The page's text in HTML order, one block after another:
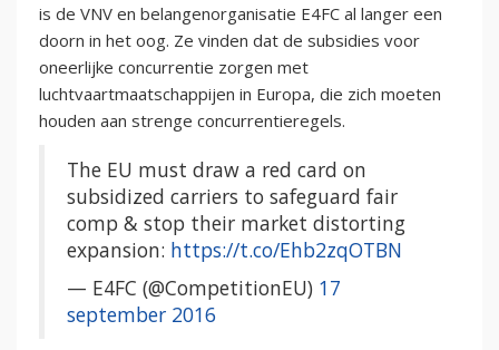
is de VNV en belangenorganisatie E4FC al langer een
doorn in het oog. Ze vinden dat de subsidies voor
oneerlijke concurrentie zorgen met
luchtvaartmaatschappijen in Europa, die zich moeten
houden aan strenge concurrentieregels.
The EU must draw a red card on
subsidized carriers to safeguard fair
comp & stop their market distorting
expansion: https://t.co/Ehb2zqOTBN
— E4FC (@CompetitionEU) 17
september 2016